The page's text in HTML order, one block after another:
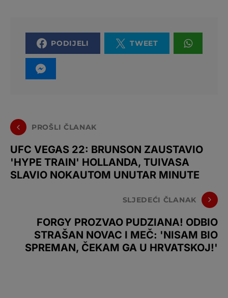
PODIJELI TWEET
PROŠLI ČLANAK
UFC VEGAS 22: BRUNSON ZAUSTAVIO
'HYPE TRAIN' HOLLANDA, TUIVASA
SLAVIO NOKAUTOM UNUTAR MINUTE
SLJEDEĆI ČLANAK
FORGY PROZVAO PUDZIANA! ODBIO
STRAŠAN NOVAC I MEČ: 'NISAM BIO
SPREMAN, ČEKAM GA U HRVATSKOJ!'